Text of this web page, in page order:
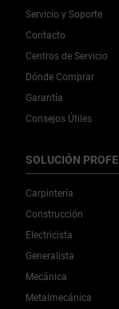
Servicio y Soporte
Contacto
Centros de Servicio
Dónde Comprar
Garantía
Consejos Útiles
SOLUCIÓN
Carpintería
Construcción
Electricista
Generalista
Mecánica
Metalmecánica